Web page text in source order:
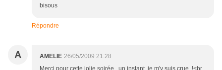
bisous
Répondre
A AMELIE 26/05/2009 21:28
Merci pour cette jolie soirée...un instant, je m'y suis crue..!<br